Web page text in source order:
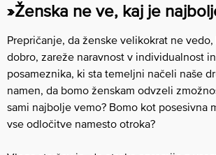
»Ženska ne ve, kaj je
Prepričanje, da ženske velikokrat ne
dobro, zareže naravnost v individualnost
posameznika, ki sta temeljni načeli naše
namen, da bomo ženskam odvzeli
sami najbolje vemo? Bomo kot posesivna
vse odločitve namesto otroka?